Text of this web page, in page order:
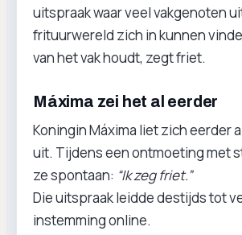
uitspraak waar veel vakgenoten
frituurwereld zich in kunnen
van het vak houdt, zegt friet.
Máxima zei het al eerder
Koningin Máxima liet zich eerder
uit. Tijdens een ontmoeting met
ze spontaan: “Ik zeg friet.”
Die uitspraak leidde destijds tot
instemming online.